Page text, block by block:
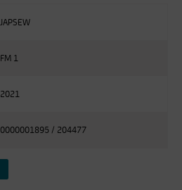
JAPSEW
FM 1
2021
0000001895 / 204477